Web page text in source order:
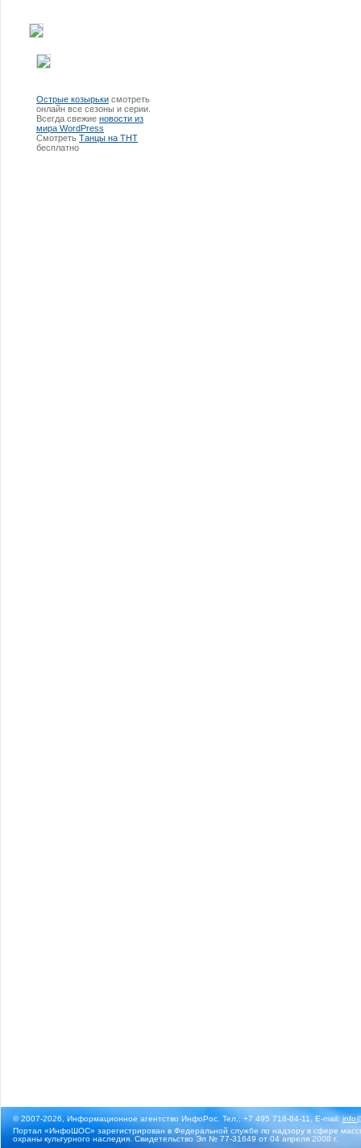
Острые козырьки смотреть
онлайн все сезоны и серии.
Всегда свежие новости из
мира WordPress
Смотреть Танцы на ТНТ
бесплатно
© 2007-2026, Информационное агентство ИнфоРос. Тел.: +7 495 718-84-11, E-mail:
Портал «ИнфоШОС» зарегистрирован в Федеральной службе по надзору в сфере
охраны культурного наследия. Свидетельство Эл № 77-31649 от 04 апреля 2008 г.